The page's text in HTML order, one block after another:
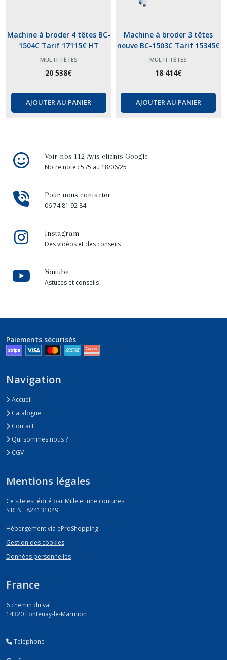
Machine à broder 4 têtes BC-
1504C Tarif 17115€ HT
MULTI-TÊTES
20 538€
AJOUTER AU PANIER
Machine à broder 3 têtes
neuve BC-1503C Tarif 15345€
HT
MULTI-TÊTES
18 414€
AJOUTER AU PANIER
Voir nos 112 Avis clients Google
Notre note : 5 /5 au 18/06/25
Pour nous contacter
06 74 81 92 84
Instagram
Des vidéos et des conseils
Youtube
Astuces et conseils
Paiements sécurisés
Navigation
Accueil
Catalogue
Contact
Qui sommes nous ?
CGV
Mentions légales
Ce site est édité par Mille et une coutures.
SIREN : 824131049
Hébergement via eProShopping
Gestion des cookies
Données personnelles
France
6 chemin du val
14320 Fontenay-le-Marmion
Téléphone